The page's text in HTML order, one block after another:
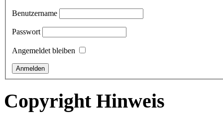
Benutzername
Passwort
Angemeldet bleiben
Copyright Hinweis